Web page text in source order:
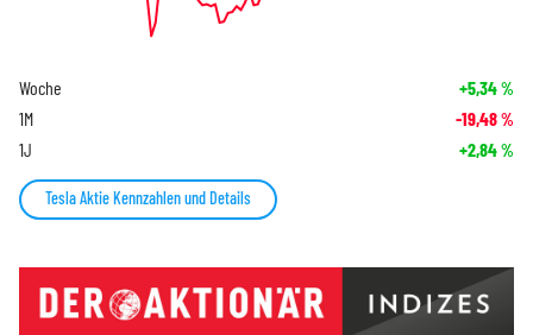
Woche +5,34%
1M -19,48%
1J +2,84%
Tesla Aktie Kennzahlen und Details